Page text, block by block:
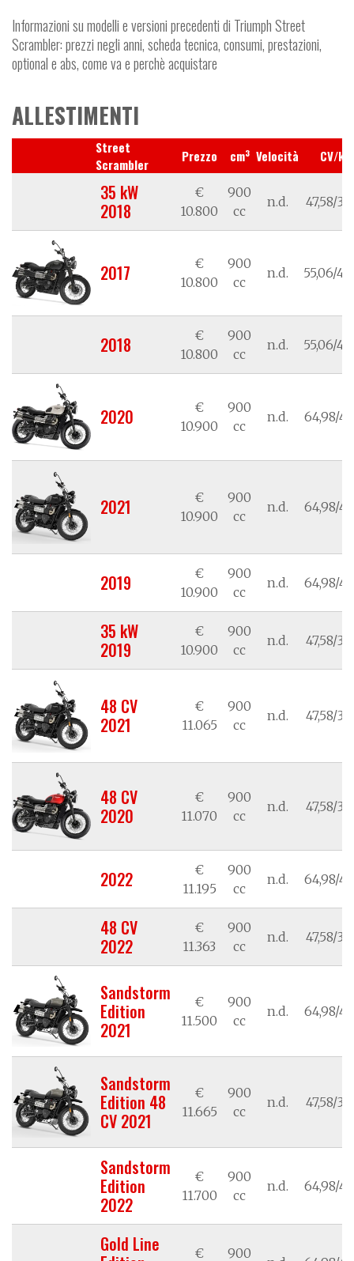
Informazioni su modelli e versioni precedenti di Triumph Street
Scrambler: prezzi negli anni, scheda tecnica, consumi, prestazioni,
optional e abs, come va e perchè acquistare
ALLESTIMENTI
Street
Scrambler
Prezzo cm3 Velocità CV/kW
35 kW
2018
€
10.800
900
cc
n.d. 47,58/
2017
€
10.800
900
cc
n.d. 55,06/
2018
€
10.800
900
cc
n.d. 55,06/
2020
€
10.900
900
cc
n.d. 64,98/
2021
€
10.900
900
cc
n.d. 64,98/
2019
€
10.900
900
cc
n.d. 64,98/
35 kW
2019
€
10.900
900
cc
n.d. 47,58/
48 CV
2021
€
11.065
900
cc
n.d. 47,58/
48 CV
2020
€
11.070
900
cc
n.d. 47,58/
2022
€
11.195
900
cc
n.d. 64,98/
48 CV
2022
€
11.363
900
cc
n.d. 47,58/
Sandstorm
Edition
2021
€
11.500
900
cc
n.d. 64,98/
Sandstorm
Edition 48
CV 2021
€
11.665
900
cc
n.d. 47,58/
Sandstorm
Edition
2022
€
11.700
900
cc
n.d. 64,98/
Gold Line
€ 900